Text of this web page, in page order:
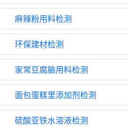
麻辣粉用料检测
环保建材检测
家常豆腐脑用料检测
面包蛋糕里添加剂检测
硫酸亚铁水溶液检测